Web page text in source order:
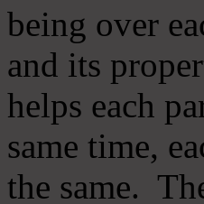
being over
and its
helps each
same time,
the same.